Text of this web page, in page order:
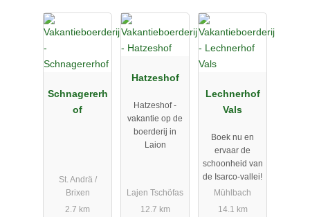
Schnagererh
of
St. Andrä /
Brixen
2.7 km
Hatzeshof
Hatzeshof -
vakantie op de
boerderij in
Laion
Lajen Tschöfas
12.7 km
Lechnerhof
Vals
Boek nu en
ervaar de
schoonheid van
de Isarco-vallei!
Mühlbach
14.1 km